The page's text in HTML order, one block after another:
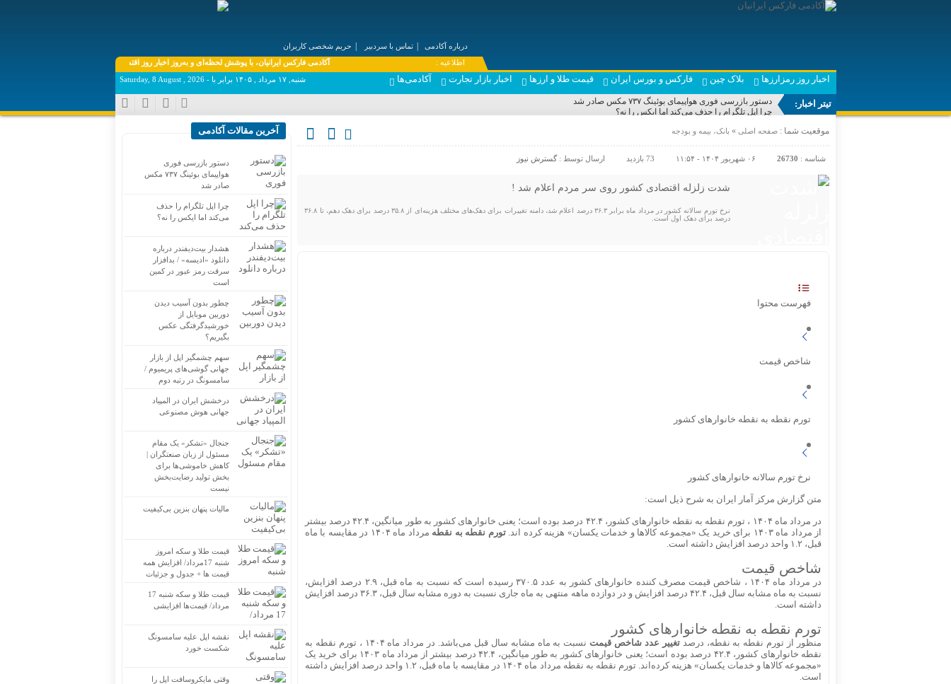
درباره آکادمی تماس با سردبیر
حریم شخصی کاربران
۞ اطلاعیه :
آکادمی فارکس ایرانیان، با پوشش لحظه‌ای و به‌روز اخبار روز اقتصاد دیجیتال دنیا، فارکس، بورس، ارزهای دیجیتال
اخبار روز رمزارزها بلاک چین فارکس و بورس ایران قیمت طلا و ارزها اخبار بازار تجارت آکادمی‌ها شنبه, ۱۷ مرداد , ۱۴۰۵ برابر با - Saturday, 8 August , 2026
تیتر اخبار:
دستور بازرسی فوری هواپیمای بوئینگ ۷۳۷ مکس صادر شد
چرا اپل تلگرام را حذف می‌کند اما ایکس را نه؟
چطور بدون آسیب دیدن دوربین موبایل از خورشیدگرفتگی عکس بگیریم؟
درخشش ایران در المپیاد جهانی هوش مصنوعی
جنجال «تشکر» یک مقام مسئول از زبان صنعتگران |کاهش خاموشی‌ها برای بخش تولید رضایت‌بخش نیست
قیمت طلا و سکه امروز شنبه 17مرداد/ افزایش همه قیمت ها + جدول و جزئیات
قیمت طلا و سکه شنبه 17 مرداد/ قیمت‌ها افزایشی
موقعیت شما : صفحه اصلی » بانک، بیمه و بودجه
شناسه : 26730 ۰۶ شهریور ۱۴۰۴ - ۱۱:۵۴ 73 بازدید ارسال توسط :گسترش نیوز
شدت زلزله اقتصادی کشور روی سر مردم اعلام شد !
نرخ تورم سالانه کشور در مرداد ماه برابر ۳۶.۳ درصد اعلام شد، دامنه تغییرات برای دهک‌های مختلف هزینه‌ای از ۳۵.۸ درصد برای دهک­­ دهم، تا ۳۶.۸
درصد برای دهک اول است.
فهرست محتوا
شاخص قیمت
تورم نقطه به نقطه خانوارهای کشور
نرخ تورم سالانه خانوارهای کشور
متن گزارش مرکز آمار ایران به شرح ذیل است:
در مرداد ماه ۱۴۰۴ ، تورم نقطه به نقطه خانوارهای کشور، ۴۲.۴ درصد بوده است؛ یعنی خانوارهای کشور به طور میانگین، ۴۲.۴ درصد بیشتر
از مرداد ماه ۱۴۰۳ برای خرید یک «مجموعه کالاها و خدمات یکسان» هزینه کرده اند.
تورم نقطه به نقطه
مرداد ماه ۱۴۰۴ در مقایسه با ماه
قبل، ۱.۲ واحد درصد افزایش داشته است.
شاخص قیمت
در مرداد ماه ۱۴۰۴ ، شاخص قیمت مصرف کننده خانوارهای کشور به عدد ۳۷۰.۵ رسیده است که نسبت به ماه قبل، ۲.۹ درصد افزایش،
نسبت به ماه مشابه سال قبل، ۴۲.۴ درصد افزایش و در دوازده ماهه منتهی به ماه جاری نسبت به دوره مشابه سال قبل، ۳۶.۳ درصد افزایش
داشته است.
تورم نقطه به نقطه خانوارهای کشور
منظور از تورم نقطه به نقطه، درصدتغییر عدد شاخص قیمت
نسبت به ماه مشابه سال قبل می‌باشد. در مرداد ماه ۱۴۰۴ ، تورم نقطه به
نقطه خانوارهای کشور، ۴۲.۴ درصد بوده است؛ یعنی خانوارهای کشور به طور میانگین، ۴۲.۴ درصد بیشتر از مرداد ماه ۱۴۰۳ برای خرید یک
«مجموعه کالاها و خدمات یکسان» هزینه کرده‌­اند. تورم نقطه به نقطه مرداد ماه ۱۴۰۴ در مقایسه با ماه قبل، ۱.۲ واحد درصد افزایش داشته
است.
آخرین مقالات آکادمی
دستور بازرسی فوری
هواپیمای بوئینگ ۷۳۷ مکس
صادر شد
چرا اپل تلگرام را حذف
می‌کند اما ایکس را نه؟
هشدار بیت‌دیفندر درباره
دانلود «ادیسه» / بدافزار
سرقت رمز عبور در کمین
است
چطور بدون آسیب دیدن
دوربین موبایل از
خورشیدگرفتگی عکس
بگیریم؟
سهم چشمگیر اپل از بازار
جهانی گوشی‌های پریمیوم /
سامسونگ در رتبه دوم
درخشش ایران در المپیاد
جهانی هوش مصنوعی
جنجال «تشکر» یک مقام
مسئول از زبان صنعتگران |
کاهش خاموشی‌ها برای
بخش تولید رضایت‌بخش
نیست
مالیات پنهان بنزین بی‌کیفیت
قیمت طلا و سکه امروز
شنبه 17مرداد/ افزایش همه
قیمت ها + جدول و جزئیات
قیمت طلا و سکه شنبه 17
مرداد/ قیمت‌ها افزایشی
نقشه اپل علیه سامسونگ
شکست خورد
وقتی مایکروسافت اپل را